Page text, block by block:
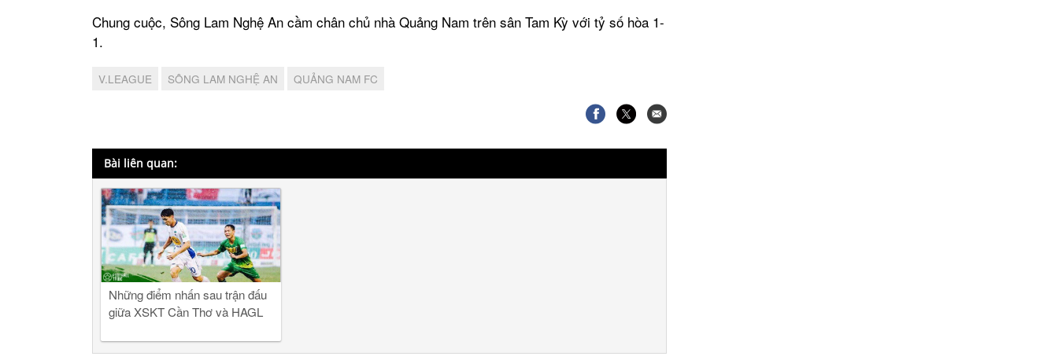
Chung cuộc, Sông Lam Nghệ An cầm chân chủ nhà Quảng Nam trên sân Tam Kỳ với tỷ số hòa 1-
1.
V.LEAGUE SÔNG LAM NGHỆ AN QUẢNG NAM FC
Bài liên quan:
Những điểm nhấn sau trận đấu
giữa XSKT Cần Thơ và HAGL